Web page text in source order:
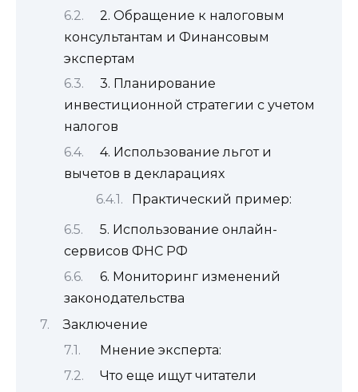
2. Обращение к налоговым
консультантам и Финансовым
экспертам
3. Планирование
инвестиционной стратегии с учетом
налогов
4. Использование льгот и
вычетов в декларациях
Практический пример:
5. Использование онлайн-
сервисов ФНС РФ
6. Мониторинг изменений
законодательства
Заключение
Мнение эксперта:
Что еще ищут читатели